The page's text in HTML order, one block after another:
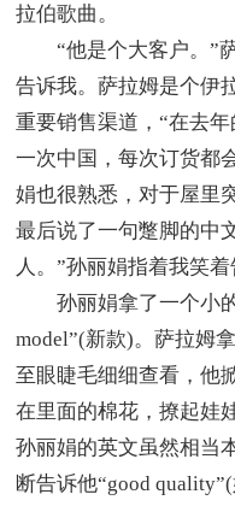
拉伯歌曲。
“他是个大客户。”萨
告诉我。萨拉姆是个伊
重要销售渠道，“在去
一次中国，每次订货都
娟也很熟悉，对于屋里
最后说了一句蹩脚的中
人。”孙丽娟指着我笑着
孙丽娟拿了一个小的
model”(新款)。萨拉姆
至眼睫毛细细查看，他
在里面的棉花，撩起娃
孙丽娟的英文虽然相当
断告诉他“good quality”(